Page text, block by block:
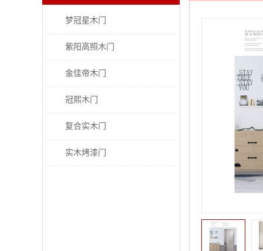
梦冠星木门
紫阳高照木门
金佳帝木门
冠熙木门
复合实木门
实木烤漆门